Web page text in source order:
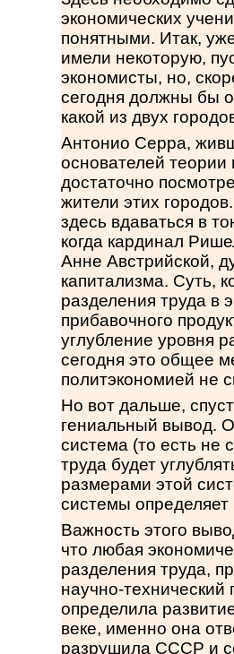
экономических
понятными. Итак,
имели некоторую,
экономисты, но,
сегодня должны бы
какой из двух
Антонио Серра,
основателей теории
достаточно
жители этих
здесь вдаваться в
когда кардинал
Анне Австрийской,
капитализма. Суть,
разделения труда в
прибавочного
углубление уровня
сегодня это общее
политэкономией не
Но вот дальше,
гениальный вывод.
система (то есть не
труда будет
размерами этой
системы
Важность этого
что любая
разделения труда,
научно-
определила
веке, именно она
разрушила СССР и